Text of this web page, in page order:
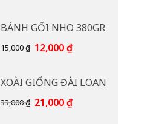
92,000 ₫.là:
85,000 ₫.
BÁNH GỐI NHO 380GR
15,000₫ Giá
15,000 ₫.
12,000₫Giá
là:
12,000 ₫.
XOÀI GIỐNG ĐÀI LOAN
33,000₫ Giá
21,000₫Giá